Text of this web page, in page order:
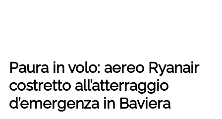
Paura in volo: aereo Ryanair
costretto all’atterraggio
d’emergenza in Baviera